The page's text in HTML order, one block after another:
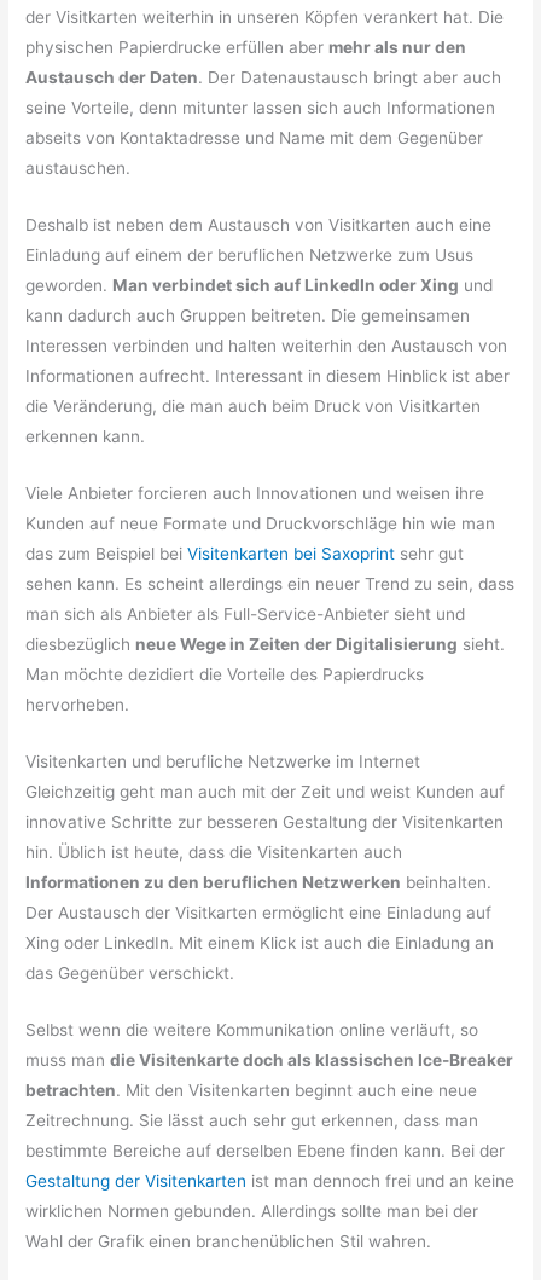
der Visitkarten weiterhin in unseren Köpfen verankert hat. Die
physischen Papierdrucke erfüllen aber mehr als nur den
Austausch der Daten. Der Datenaustausch bringt aber auch
seine Vorteile, denn mitunter lassen sich auch Informationen
abseits von Kontaktadresse und Name mit dem Gegenüber
austauschen.
Deshalb ist neben dem Austausch von Visitkarten auch eine
Einladung auf einem der beruflichen Netzwerke zum Usus
geworden. Man verbindet sich auf LinkedIn oder Xing und
kann dadurch auch Gruppen beitreten. Die gemeinsamen
Interessen verbinden und halten weiterhin den Austausch von
Informationen aufrecht. Interessant in diesem Hinblick ist aber
die Veränderung, die man auch beim Druck von Visitkarten
erkennen kann.
Viele Anbieter forcieren auch Innovationen und weisen ihre
Kunden auf neue Formate und Druckvorschläge hin wie man
das zum Beispiel beiVisitenkarten bei Saxoprint sehr gut
sehen kann. Es scheint allerdings ein neuer Trend zu sein, dass
man sich als Anbieter als Full-Service-Anbieter sieht und
diesbezüglich neue Wege in Zeiten der Digitalisierung sieht.
Man möchte dezidiert die Vorteile des Papierdrucks
hervorheben.
Visitenkarten und berufliche Netzwerke im Internet
Gleichzeitig geht man auch mit der Zeit und weist Kunden auf
innovative Schritte zur besseren Gestaltung der Visitenkarten
hin. Üblich ist heute, dass die Visitenkarten auch
Informationen zu den beruflichen Netzwerken beinhalten.
Der Austausch der Visitkarten ermöglicht eine Einladung auf
Xing oder LinkedIn. Mit einem Klick ist auch die Einladung an
das Gegenüber verschickt.
Selbst wenn die weitere Kommunikation online verläuft, so
muss mandie Visitenkarte doch als klassischen Ice-Breaker
betrachten. Mit den Visitenkarten beginnt auch eine neue
Zeitrechnung. Sie lässt auch sehr gut erkennen, dass man
bestimmte Bereiche auf derselben Ebene finden kann. Bei der
Gestaltung der Visitenkarten ist man dennoch frei und an keine
wirklichen Normen gebunden. Allerdings sollte man bei der
Wahl der Grafik einen branchenüblichen Stil wahren.